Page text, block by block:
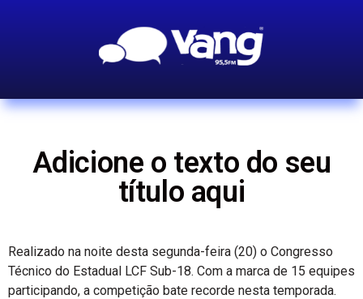
Adicione o texto do seu
título aqui
Realizado na noite desta segunda-feira (20) o Congresso
Técnico do Estadual LCF Sub-18. Com a marca de 15 equipes
participando, a competição bate recorde nesta temporada.